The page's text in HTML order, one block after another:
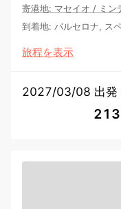
寄港地: マセイオ / ミン
到着地: バルセロナ, ス
旅程を表示
2027/03/08 出発